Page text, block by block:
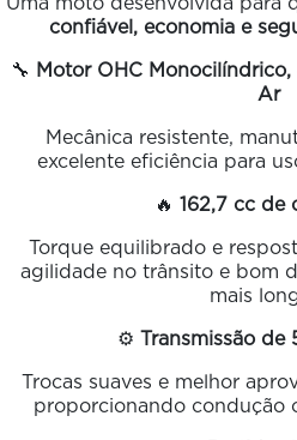
confiável, economia e
🔧 Motor OHC
Ar
Mecânica resistente,
excelente eficiência para
🔥 162,7 cc de
Torque equilibrado e
agilidade no trânsito e bom
mais
⚙️ Transmissão de
Trocas suaves e melhor
proporcionando condução